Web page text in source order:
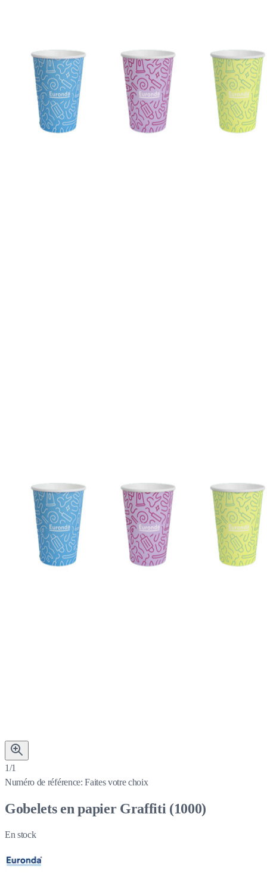
1/1
Numéro de référence: Faites votre choix
Gobelets en papier Graffiti (1000)
En stock